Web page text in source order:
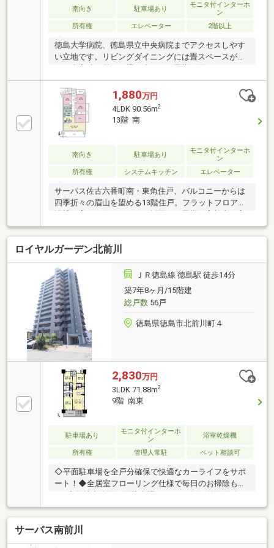
南向き 駐車場あり
モニタ付インターホ
ン
所有権
エレベーター 2階以上
徳島大学病院、徳島県立中央病院までアクセスしやす
い立地です。リビングダイニングには畳スペースがあ
等お使い頂けます。キッチンはＬ字型キッチンを採
用、充実した収納スペース・料理のスペースが確保さ
れています。玄関はクランクイン玄関となっており、
来客時も室内が見えづらい間取りになっています。床
は二重床構造を採用しております。バルコニーからは
四季折々の眉山を望めます（該当住戸からの眺望は永
久に保証されるものではありません。）約２．５帖の
サービスルームは、テレワークやご趣味のお部屋お子
様部屋等としてお使いいただけます。
1,880万円
4LDK 90.56m2
13階 南
南向き 駐車場あり
モニタ付インターホ
ン
所有権
システムキッチン エレベーター
サーパス佐古六番町南・東角住戸、バルコニーからは
四季折々の眉山を望める13階住戸。フラットフロアで
にも配慮された室内仕様。より強度の高い鉄骨鉄筋コ
ンクリート造に加え、システムキッチンの吊戸棚には
耐震ラッチを標準装備と災害面にも配慮しておりま
す。玄関はクランクイン玄関となっており、来客時も
室内が見えづらい間取りになっています。角住戸のた
め、すべての居室に窓がございます。専用ポーチ付き
住戸（無償）
ロイヤルガーデン北前川
ＪＲ徳島線 徳島駅 徒歩14分
築7年8ヶ月/15階建
総戸数56戸
徳島県徳島市北前川町４
2,830万円
3LDK 71.88m2
9階 南東
駐車場あり
モニタ付インターホ
ン
浴室乾燥機
所有権 管理人常駐 ペット相談可
◇平面駐車場を全戸分確保で快適なカーライフをサポ
ート！◆全居室フローリング仕様で毎日のお掃除もラ
広く、毎日の運転もストレスフリー♪（１住戸１台の
権利あり。）◇充実したオプション内容（ＩＨ．カッ
プボード．食洗機設置）も充実♪◆全居室収納付き♪フ
ァミリークローゼット付きで豊富に収納可♪◇遮音性
サーパス南前川